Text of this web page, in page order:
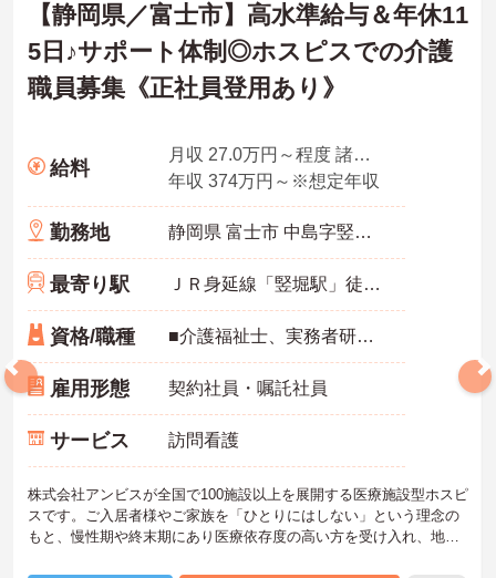
【静岡県／富士市】高水準給与＆年休11
5日♪サポート体制◎ホスピスでの介護
職員募集《正社員登用あり》
給料
月収 27.0万円～程度 諸手当込・夜勤4回/月想定
年収 374万円～※想定年収
勤務地 静岡県 富士市 中島字竪堀北82-1
最寄り駅 ＪＲ身延線「竪堀駅」徒歩5分
資格/職種 ■介護福祉士、実務者研修、初任者研修 いずれか ※特養、老健、病院、有老などの実務経験1年以上ある方 ※身体介護の経験年以上ある方、機械浴の使用の経験のある方歓迎
雇用形態 契約社員・嘱託社員
サービス 訪問看護
株式会社アンビスが全国で100施設以上を展開する医療施設型ホスピ
スです。ご入居者様やご家族を「ひとりにはしない」という理念の
もと、慢性期や終末期にあり医療依存度の高い方を受け入れ、地域